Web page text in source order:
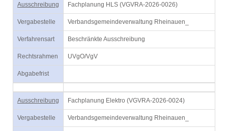
Ausschreibung Fachplanung HLS (VGVRA-2026-0026)
Vergabestelle Verbandsgemeindeverwaltung Rheinauen_
Verfahrensart Beschränkte Ausschreibung
Rechtsrahmen UVgO/VgV
Abgabefrist
Ausschreibung Fachplanung Elektro (VGVRA-2026-0024)
Vergabestelle Verbandsgemeindeverwaltung Rheinauen_